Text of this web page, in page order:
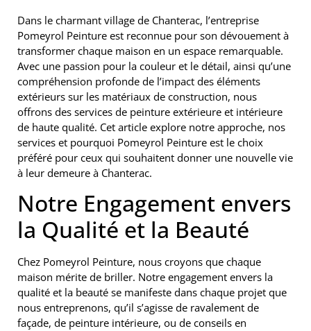
Dans le charmant village de Chanterac, l’entreprise
Pomeyrol Peinture est reconnue pour son dévouement à
transformer chaque maison en un espace remarquable.
Avec une passion pour la couleur et le détail, ainsi qu’une
compréhension profonde de l’impact des éléments
extérieurs sur les matériaux de construction, nous
offrons des services de peinture extérieure et intérieure
de haute qualité. Cet article explore notre approche, nos
services et pourquoi Pomeyrol Peinture est le choix
préféré pour ceux qui souhaitent donner une nouvelle vie
à leur demeure à Chanterac.
Notre Engagement envers
la Qualité et la Beauté
Chez Pomeyrol Peinture, nous croyons que chaque
maison mérite de briller. Notre engagement envers la
qualité et la beauté se manifeste dans chaque projet que
nous entreprenons, qu’il s’agisse de ravalement de
façade, de peinture intérieure, ou de conseils en